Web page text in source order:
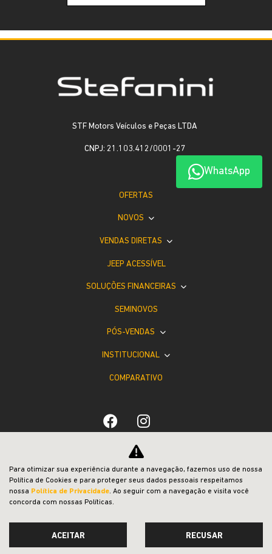
WhatsApp
STF Motors Veículos e Peças LTDA
CNPJ: 21.103.412/0001-27
OFERTAS
NOVOS
VENDAS DIRETAS
JEEP ACESSÍVEL
SOLUÇÕES FINANCEIRAS
SEMINOVOS
PÓS-VENDAS
INSTITUCIONAL
COMPARATIVO
Desacelere. Seu bem maior é a vida.
Para otimizar sua experiência durante a navegação, fazemos uso de nossa
Política de Cookies e para proteger seus dados pessoais respeitamos
nossa Política de Privacidade. Ao seguir com a navegação e visita você
concorda com nossas Políticas.
ACEITAR RECUSAR